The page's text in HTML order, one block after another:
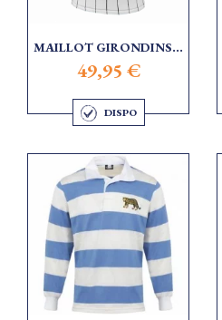
MAILLOT GIRONDINS...
49,95 €
DISPO